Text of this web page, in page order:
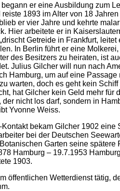
er eine Ausbildung zum
1893 im Alter von 18
er vier Jahre und kehrte
Hier arbeitete er in
Getreide in Frankfurt, leitet
In Berlin führt er eine
des Besitzers zu heiraten, ist
Julius Gilcher will nun nach
Hamburg, um auf eine Passage
warten, doch es geht kein Schiff
hat Gilcher kein Geld mehr für
der nicht los darf, sondern in
Yvonne Weiss.
bekam Gilcher 1902 eine
bei der Deutschen
Garten seine spätere
Hamburg – 19.7.1953
1903.
öffentlichen Wetterdienst tätig,